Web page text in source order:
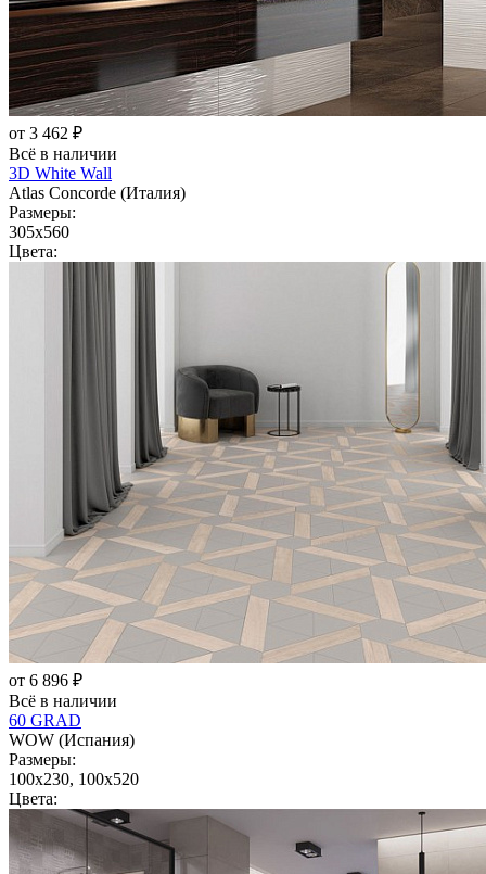
от 3 462 ₽
Всё в наличии
3D White Wall
Atlas Concorde (Италия)
Размеры:
305x560
Цвета:
от 6 896 ₽
Всё в наличии
60 GRAD
WOW (Испания)
Размеры:
100x230, 100x520
Цвета: